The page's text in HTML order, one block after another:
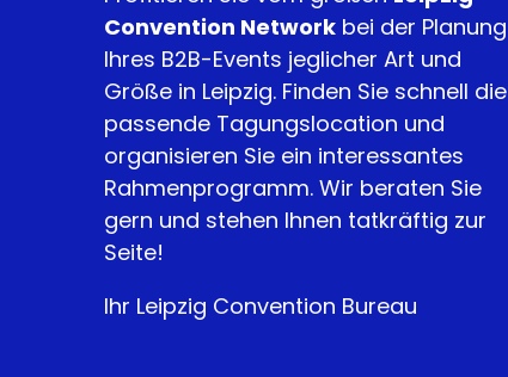
Convention Network bei der Planung
Ihres B2B-Events jeglicher Art und
Größe in Leipzig. Finden Sie schnell die
passende Tagungslocation und
organisieren Sie ein interessantes
Rahmenprogramm. Wir beraten Sie
gern und stehen Ihnen tatkräftig zur
Seite!
Ihr Leipzig Convention Bureau